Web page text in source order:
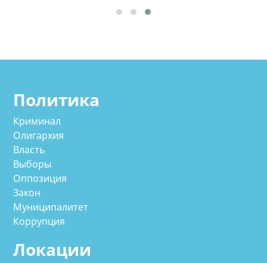
Политика
Криминал
Олигархия
Власть
Выборы
Оппозиция
Закон
Муниципалитет
Коррупция
Локации